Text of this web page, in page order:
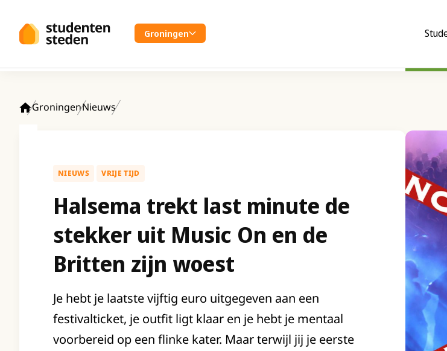
Groningen
GroningenNieuws
NIEUWS VRIJE TIJD
Halsema trekt last minute de
stekker uit Music On en de
Britten zijn woest
Je hebt je laatste vijftig euro uitgegeven aan een
festivalticket, je outfit ligt klaar en je hebt je mentaal
voorbereid op een flinke kater. Maar terwijl jij je eerste